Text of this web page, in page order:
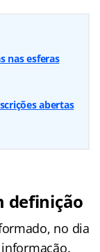
nas esferas
abertas
definição
no dia